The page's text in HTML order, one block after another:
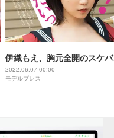
伊織もえ、胸元全開のスケ
2022.06.07 00:00
モデルプレス